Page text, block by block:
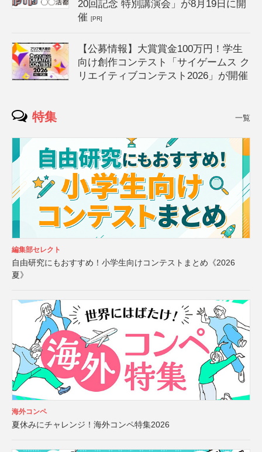
20回記念 特別講演会」が8月19日に開
催[PR]
【公募情報】大賞賞金100万円！学生
向け創作コンテスト「サイゲームス ク
リエイティブコンテスト2026」が開催
特集 一覧
編集部セレクト
自由研究にもおすすめ！小学生向けコンテストまとめ《2026
夏》
海外コンペ
夏休みにチャレンジ！海外コンペ特集2026